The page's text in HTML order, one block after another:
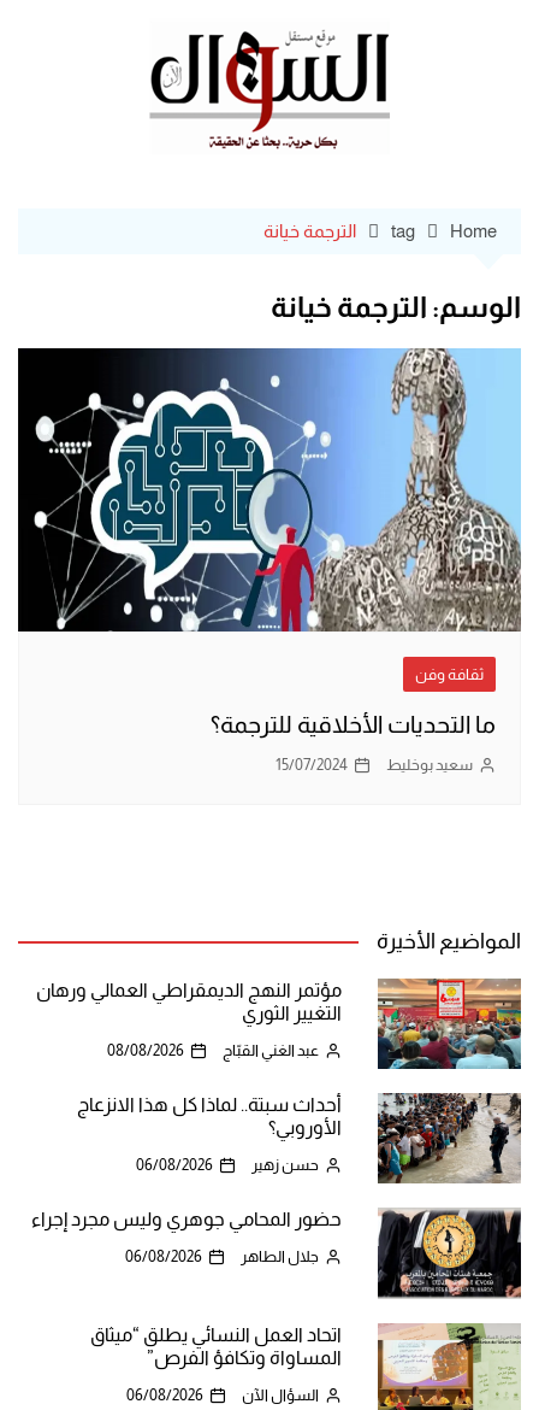
Home
tag الترجمة خيانة
الوسم: الترجمة خيانة
ثقافة وفن
ما التحديات الأخلاقية للترجمة؟
سعيد بوخليط 15/07/2024
المواضيع الأخيرة
مؤتمر النهج الديمقراطي العمالي ورهان
التغيير الثوري
عبد الغني القبّاج 08/08/2026
أحداث سبتة.. لماذا كل هذا الانزعاج
الأوروبي؟
حسن زهير 06/08/2026
حضور المحامي جوهري وليس مجرد إجراء
جلال الطاهر 06/08/2026
اتحاد العمل النسائي يطلق “ميثاق
المساواة وتكافؤ الفرص”
السؤال الآن 06/08/2026